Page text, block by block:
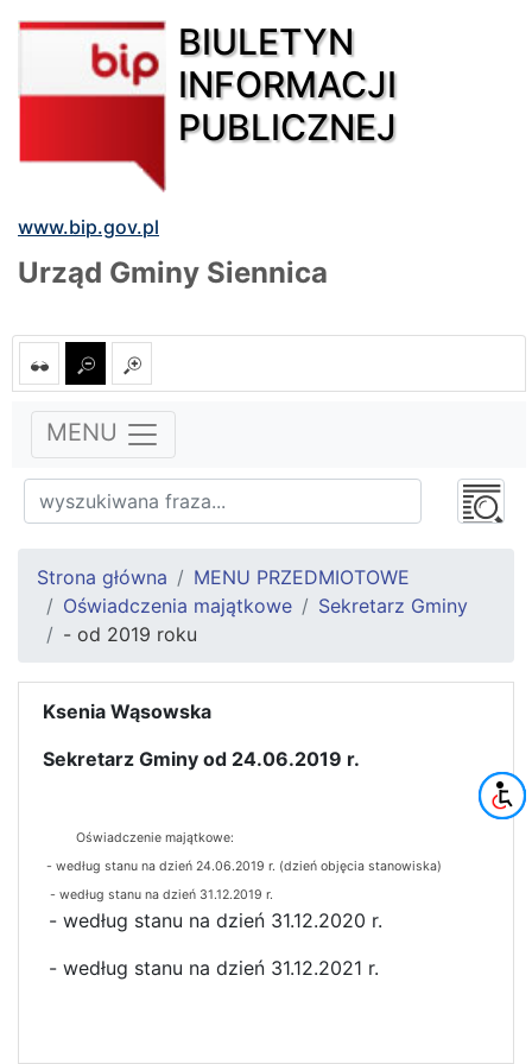
BIULETYN
INFORMACJI
PUBLICZNEJ
www.bip.gov.pl
Urząd Gminy Siennica
MENU
Strona główna
MENU PRZEDMIOTOWE
Oświadczenia majątkowe
Sekretarz Gminy
- od 2019 roku
Ksenia Wąsowska
Sekretarz Gminy od 24.06.2019 r.
Oświadczenie majątkowe:
- według stanu na dzień 24.06.2019 r. (dzień objęcia stanowiska)
- według stanu na dzień 31.12.2019 r.
- według stanu na dzień 31.12.2020 r.
- według stanu na dzień 31.12.2021 r.